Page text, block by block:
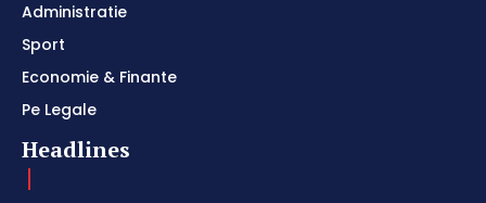
Administratie
Sport
Economie & Finante
Pe Legale
Headlines